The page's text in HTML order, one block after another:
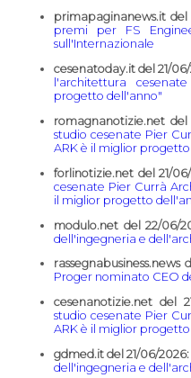
primapaginanews.it del
premi per FS
sull'Internazionale
cesenatoday.it del 21/
l'architettura
progetto dell'anno"
romagnanotizie.net del
studio cesenate Pier
ARK è il miglior
forlinotizie.net del 21/
cesenate Pier Currà
il miglior progetto
modulo.net del 22/06/
dell'ingegneria e
rassegnabusiness.news
Proger nominato CEO
cesenanotizie.net del
studio cesenate Pier
ARK è il miglior
gdmed.it del 21/06/2026:
dell'ingegneria e